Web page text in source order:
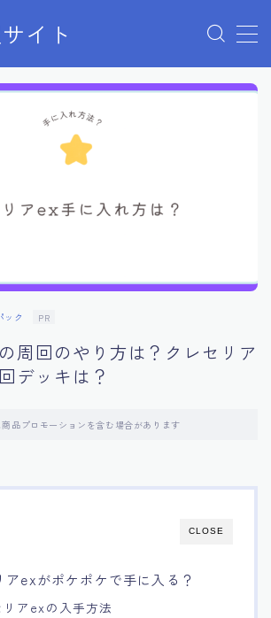
イト
ック PR
周回のやり方は？クレセリア
デッキは？
品プロモーションを含む場合があります
CLOSE
アexがポケポケで手に入る？
リアexの入手方法